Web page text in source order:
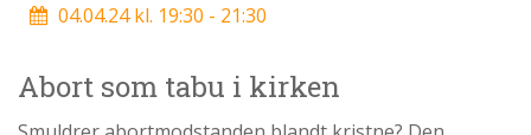
personlige
1.6:
Argumenter
imod
abort
04.04.24 kl. 19:30 - 21:30
Abort som tabu i kirken